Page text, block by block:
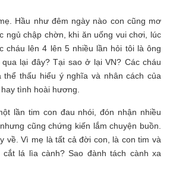
Hầu như đêm ngày nào con cũng mơ
ngủ chập chờn, khi ăn uống vui chơi, lúc
cháu lên 4 lên 5 nhiều lần hỏi tôi là ông
lại đây? Tại sao ở lại VN? Các cháu
thể thấu hiểu ý nghĩa và nhân cách của
tình hoài hương.
lần tim con đau nhói, đón nhận nhiều
cũng chứng kiến lắm chuyện buồn.
về. Vì mẹ là tất cả đời con, là con tim và
lá lìa cành? Sao đành tách cành xa